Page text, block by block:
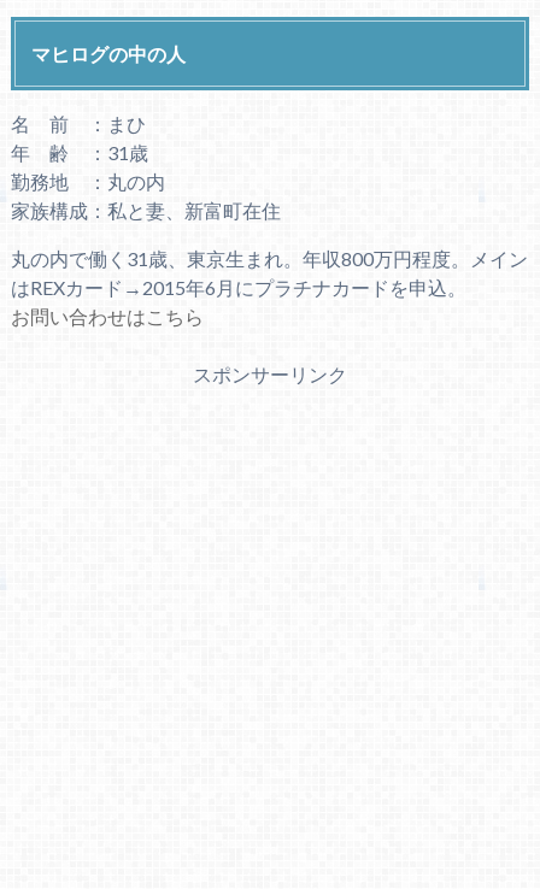
マヒログの中の人
名 前 ：まひ
年 齢 ：31歳
勤務地 ：丸の内
家族構成：私と妻、新富町在住
丸の内で働く31歳、東京生まれ。年収800万円程度。メイン
はREXカード→2015年6月にプラチナカードを申込。
お問い合わせはこちら
スポンサーリンク